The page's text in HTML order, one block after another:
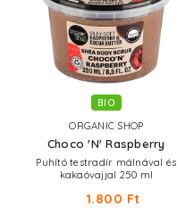
BIO
ORGANIC SHOP
Choco 'N' Raspberry
Puhító testradír málnával és
kakaóvajjal 250 ml
1.800 Ft